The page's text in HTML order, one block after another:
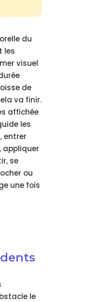
du
les
visuel
de
va finir.
affichée
les
entrer
appliquer
se
ou
une fois
le